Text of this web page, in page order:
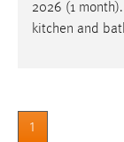
2026 (1
kitchen and
1